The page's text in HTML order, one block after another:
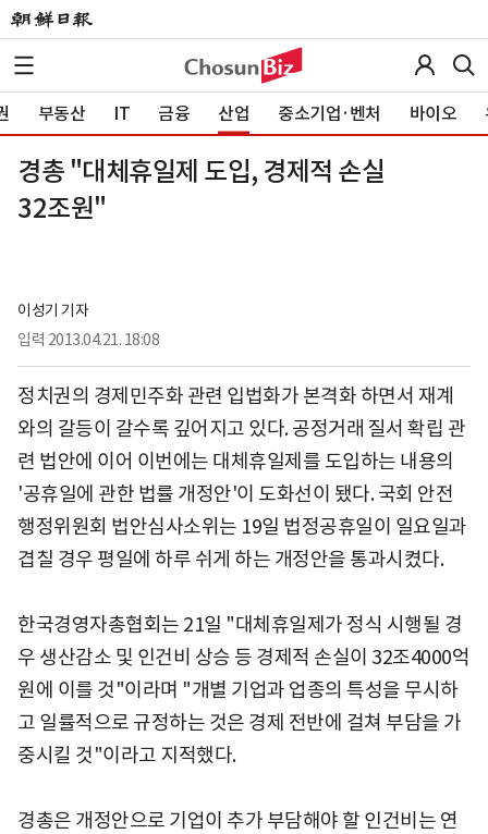
부동산 IT 금융 산업 중소기업·벤처 바이오
경총 "대체휴일제 도입, 경제적 손실
32조원"
이성기 기자
입력 2013.04.21. 18:08
정치권의 경제민주화 관련 입법화가 본격화 하면서 재계
와의 갈등이 갈수록 깊어지고 있다. 공정거래 질서 확립 관
련 법안에 이어 이번에는 대체휴일제를 도입하는 내용의
'공휴일에 관한 법률 개정안'이 도화선이 됐다. 국회 안전
행정위원회 법안심사소위는 19일 법정공휴일이 일요일과
겹칠 경우 평일에 하루 쉬게 하는 개정안을 통과시켰다.
한국경영자총협회는 21일 "대체휴일제가 정식 시행될 경
우 생산감소 및 인건비 상승 등 경제적 손실이 32조4000억
원에 이를 것"이라며 "개별 기업과 업종의 특성을 무시하
고 일률적으로 규정하는 것은 경제 전반에 걸쳐 부담을 가
중시킬 것"이라고 지적했다.
경총은 개정안으로 기업이 추가 부담해야 할 인건비는 연